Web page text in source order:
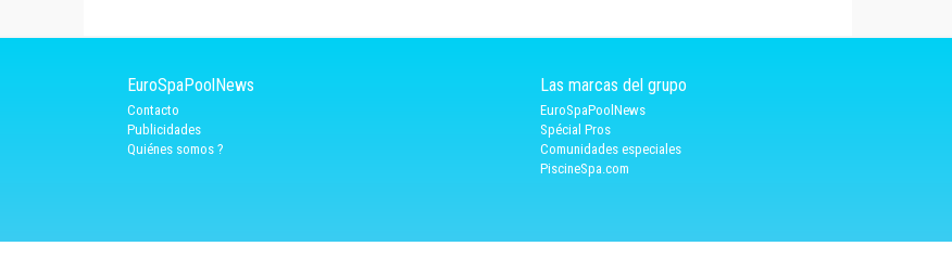
EuroSpaPoolNews
Contacto
Publicidades
Quiénes somos ?
Las marcas del grupo
EuroSpaPoolNews
Spécial Pros
Comunidades especiales
PiscineSpa.com